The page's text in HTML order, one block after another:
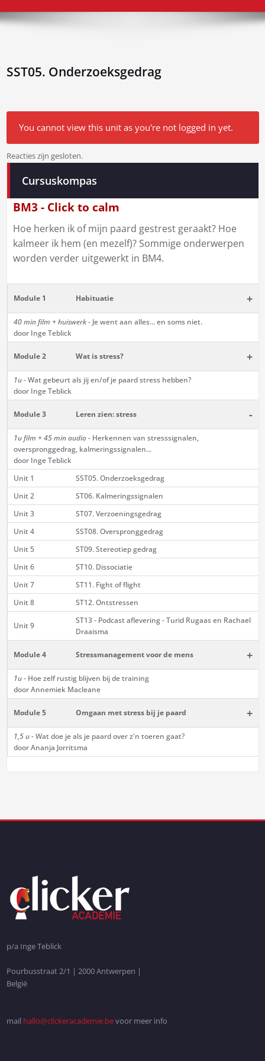
SST05. Onderzoeksgedrag
You cannot view this unit as you're not logged in yet.
Bericht
navigatie
Reacties zijn gesloten.
Cursuskompas
BM3 - Click to calm
Hoe herken ik of mijn paard gestrest geraakt? Hoe
kalmeer ik hem (en mezelf)? Sommige onderwerpen
worden verder uitgewerkt in BM4.
Module 1 Habituatie +
40 min film + huiswerk- Je went aan alles... en soms niet.
door Inge Teblick
Module 2 Wat is stress? +
1u -Wat gebeurt als jij en/of je paard stress hebben?
door Inge Teblick
Module 3 Leren zien: stress -
1u film + 45 min audio -Herkennen van stresssignalen,
overspronggedrag, kalmeringssignalen...
door Inge Teblick
Unit 1
SST05. Onderzoeksgedrag
Unit 2
ST06. Kalmeringssignalen
Unit 3
ST07. Verzoeningsgedrag
Unit 4
SST08. Overspronggedrag
Unit 5
ST09. Stereotiep gedrag
Unit 6
ST10. Dissociatie
Unit 7
ST11. Fight of flight
Unit 8
ST12. Ontstressen
Unit 9
ST13 - Podcast aflevering - Turid Rugaas en Rachael
Draaisma
Module 4 Stressmanagement voor de mens +
1u -Hoe zelf rustig blijven bij de training
door Annemiek Macleane
Module 5 Omgaan met stress bij je paard +
1,5 u -Wat doe je als je paard over z'n toeren gaat?
door Ananja Jorritsma
p/a Inge Teblick
Pourbusstraat 2/1 | 2000 Antwerpen |
België
mail hallo@clickeracademie.bevoor meer info